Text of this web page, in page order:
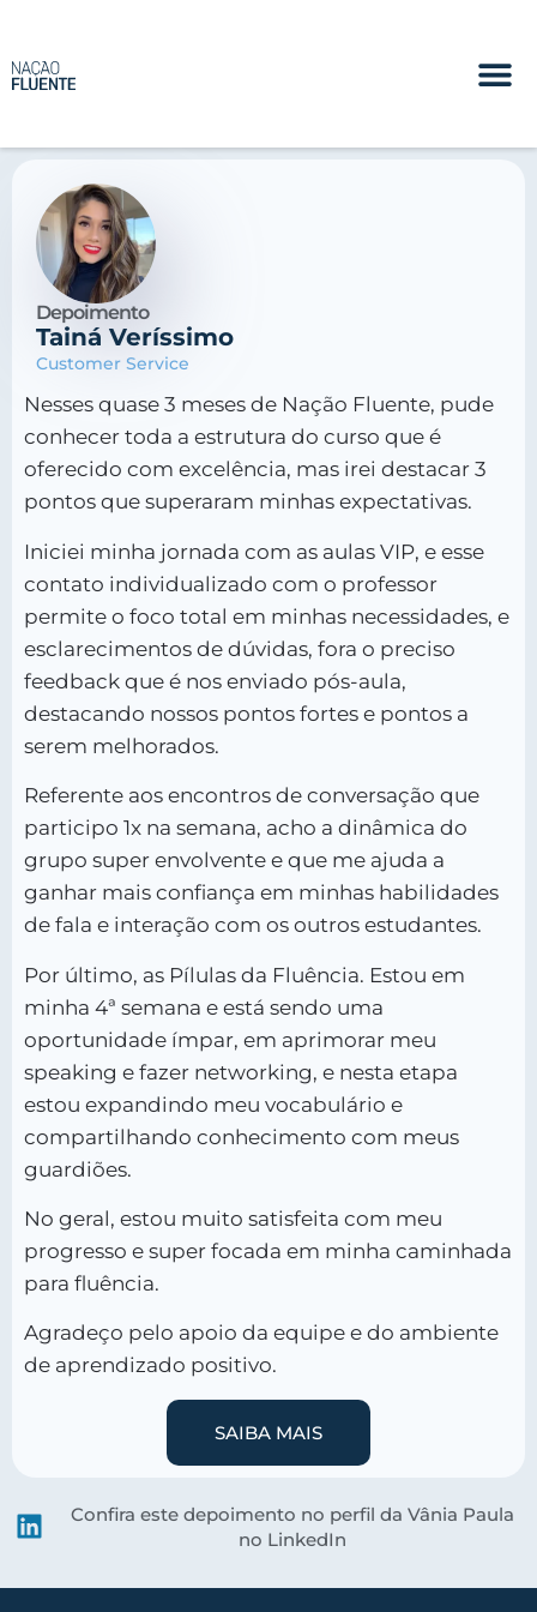
Depoimento
Tainá Veríssimo
Customer Service
Nesses quase 3 meses de Nação Fluente, pude
conhecer toda a estrutura do curso que é
oferecido com excelência, mas irei destacar 3
pontos que superaram minhas expectativas.
Iniciei minha jornada com as aulas VIP, e esse
contato individualizado com o professor
permite o foco total em minhas necessidades, e
esclarecimentos de dúvidas, fora o preciso
feedback que é nos enviado pós-aula,
destacando nossos pontos fortes e pontos a
serem melhorados.
Referente aos encontros de conversação que
participo 1x na semana, acho a dinâmica do
grupo super envolvente e que me ajuda a
ganhar mais confiança em minhas habilidades
de fala e interação com os outros estudantes.
Por último, as Pílulas da Fluência. Estou em
minha 4ª semana e está sendo uma
oportunidade ímpar, em aprimorar meu
speaking e fazer networking, e nesta etapa
estou expandindo meu vocabulário e
compartilhando conhecimento com meus
guardiões.
No geral, estou muito satisfeita com meu
progresso e super focada em minha caminhada
para fluência.
Agradeço pelo apoio da equipe e do ambiente
de aprendizado positivo.
SAIBA MAIS
Confira este depoimento no perfil da Vânia Paula
no LinkedIn